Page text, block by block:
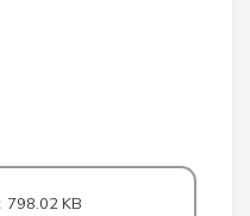
798.02 KB